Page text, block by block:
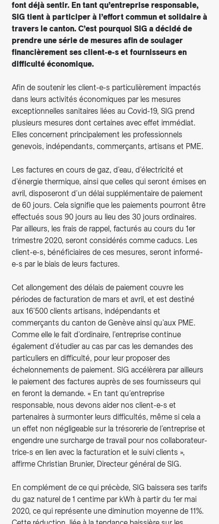
font déjà sentir. En tant qu’entreprise responsable,
SIG tient à participer à l’effort commun et solidaire à
travers le canton. C’est pourquoi SIG a décidé de
prendre une série de mesures afin de soulager
financièrement ses client-e-s et fournisseurs en
difficulté économique.
Afin de soutenir les client-e-s particulièrement impactés
dans leurs activités économiques par les mesures
exceptionnelles sanitaires liées au Covid-19, SIG prend
plusieurs mesures dont certaines avec effet immédiat.
Elles concernent principalement les professionnels
genevois, indépendants, commerçants, artisans et PME.
Les factures en cours de gaz, d’eau, d’électricité et
d’énergie thermique, ainsi que celles qui seront émises en
avril, disposeront d’un délai supplémentaire de paiement
de 60 jours. Cela signifie que les paiements pourront être
effectués sous 90 jours au lieu des 30 jours ordinaires.
Par ailleurs, les frais de rappel, facturés au cours du 1er
trimestre 2020, seront considérés comme caducs. Les
client-e-s, bénéficiaires de ces mesures, seront informé-
e-s par le biais de leurs factures.
Cet allongement des délais de paiement couvre les
périodes de facturation de mars et avril, et est destiné
aux 16'500 clients artisans, indépendants et
commerçants du canton de Genève ainsi qu’aux PME.
Comme elle le fait d’ordinaire, l’entreprise continue
également d’étudier au cas par cas les demandes des
particuliers en difficulté, pour leur proposer des
échelonnements de paiement. SIG accélèrera par ailleurs
le paiement des factures auprès de ses fournisseurs qui
en feront la demande. « En tant qu’entreprise
responsable, nous devons aider nos client-e-s et
partenaires à surmonter leurs difficultés, même si cela a
un effet non négligeable sur la trésorerie de l’entreprise et
engendre une surcharge de travail pour nos collaborateur-
trice-s en lien avec la facturation et le suivi clients »,
affirme Christian Brunier, Directeur général de SIG.
En complément de ce qui précède, SIG baissera ses tarifs
du gaz naturel de 1 centime par kWh à partir du 1er mai
2020, ce qui représente une diminution moyenne de 11%.